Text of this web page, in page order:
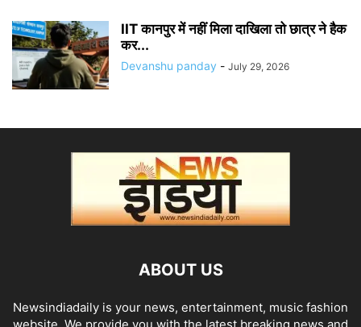
IIT कानपुर में नहीं मिला दाखिला तो छात्र ने हैक
कर...
Devanshu panday - July 29, 2026
ABOUT US
Newsindiadaily is your news, entertainment, music fashion